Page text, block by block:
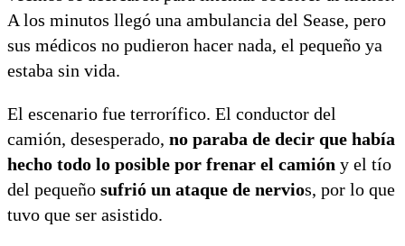
A los minutos llegó una ambulancia del Sease, pero
sus médicos no pudieron hacer nada, el pequeño ya
estaba sin vida.
El escenario fue terrorífico. El conductor del
camión, desesperado, no paraba de decir que había
hecho todo lo posible por frenar el camión y el tío
del pequeño sufrió un ataque de nervios, por lo que
tuvo que ser asistido.